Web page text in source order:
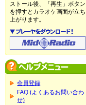
ストール後、「再生」ボタン
を押すとカラオケ画面が立ち
上がります。
会員登録
FAQ (よくあるお問い合わ
せ)